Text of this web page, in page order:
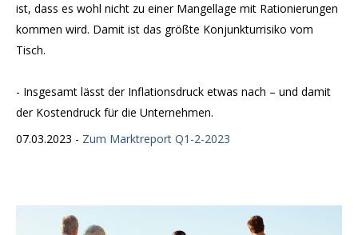
ist, dass es wohl nicht zu einer Mangellage mit Rationierungen
kommen wird. Damit ist das größte Konjunkturrisiko vom
Tisch.
- Insgesamt lässt der Inflationsdruck etwas nach – und damit
der Kostendruck für die Unternehmen.
07.03.2023 - Zum Marktreport Q1-2-2023